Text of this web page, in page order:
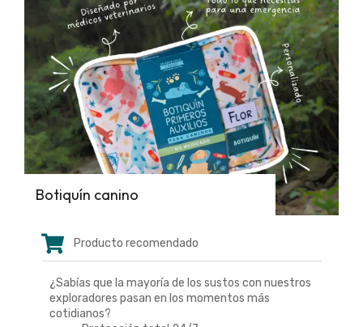
Botiquín canino
Producto recomendado
¿Sabías que la mayoría de los sustos con nuestros
exploradores pasan en los momentos más
cotidianos?